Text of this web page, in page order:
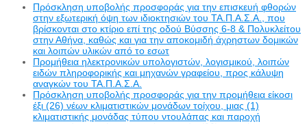
Πρόσκληση υποβολής προσφοράς για την επισκευή φθορών
στην εξωτερική όψη των ιδιοκτησιών του ΤΑ.Π.Α.Σ.Α., που
βρίσκονται στο κτίριο επί της οδού Βύσσης 6-8 & Πολυκλείτου
στην Αθήνα, καθώς και για την αποκομιδή άχρηστων δομικών
και λοιπών υλικών από το εσωτ
Προμήθεια ηλεκτρονικών υπολογιστών, λογισμικού, λοιπών
ειδών πληροφορικής και μηχανών γραφείου, προς κάλυψη
αναγκών του ΤΑ.Π.Α.Σ.Α.
Πρόσκληση υποβολής προσφοράς για την προμήθεια είκοσι
έξι (26) νέων κλιματιστικών μονάδων τοίχου, μιας (1)
κλιματιστικής μονάδας τύπου ντουλάπας και παροχή